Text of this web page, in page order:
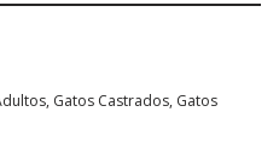
, Gatos Castrados, Gatos